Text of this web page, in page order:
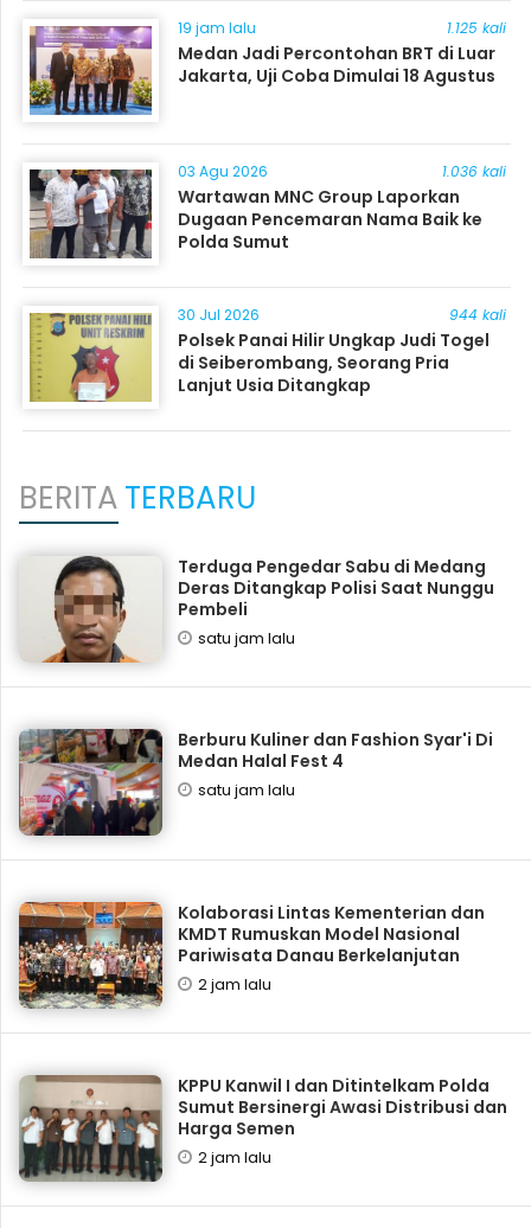
19 jam lalu 1.125 kali
Medan Jadi Percontohan BRT di Luar
Jakarta, Uji Coba Dimulai 18 Agustus
03 Agu 2026 1.036 kali
Wartawan MNC Group Laporkan
Dugaan Pencemaran Nama Baik ke
Polda Sumut
30 Jul 2026 944 kali
Polsek Panai Hilir Ungkap Judi Togel
di Seiberombang, Seorang Pria
Lanjut Usia Ditangkap
BERITATERBARU
Terduga Pengedar Sabu di Medang
Deras Ditangkap Polisi Saat Nunggu
Pembeli
satu jam lalu
‎Berburu Kuliner dan Fashion Syar'i Di
Medan Halal Fest 4
satu jam lalu
Kolaborasi Lintas Kementerian dan
KMDT Rumuskan Model Nasional
Pariwisata Danau Berkelanjutan
2 jam lalu
KPPU Kanwil I dan Ditintelkam Polda
Sumut Bersinergi Awasi Distribusi dan
Harga Semen
2 jam lalu